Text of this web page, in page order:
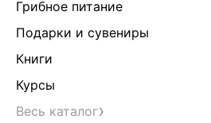
Грибное питание
Подарки и сувениры
Книги
Курсы
Весь каталог›